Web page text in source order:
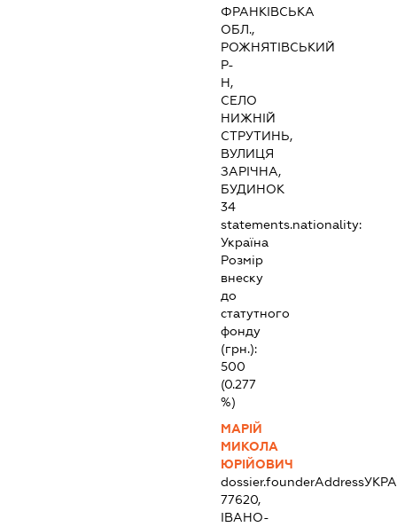
ФРАНКІВСЬКА
ОБЛ.,
РОЖНЯТІВСЬКИЙ
Р-
Н,
СЕЛО
НИЖНІЙ
СТРУТИНЬ,
ВУЛИЦЯ
ЗАРІЧНА,
БУДИНОК
34
statements.nationality:
Україна
Розмір
внеску
до
статутного
фонду
(грн.):
500
(0.277
%)
МАРІЙ
МИКОЛА
ЮРІЙОВИЧ
dossier.founderAddress
77620,
ІВАНО-